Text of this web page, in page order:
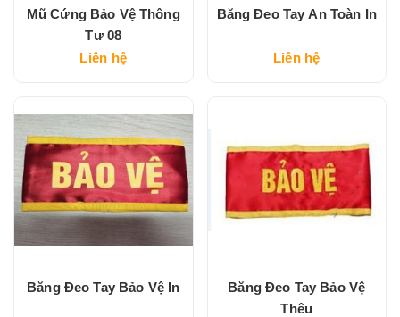
Mũ Cứng Bảo Vệ Thông
Tư 08
Liên hệ
Băng Đeo Tay An Toàn In
Liên hệ
Băng Đeo Tay Bảo Vệ In
Băng Đeo Tay Bảo Vệ
Thêu